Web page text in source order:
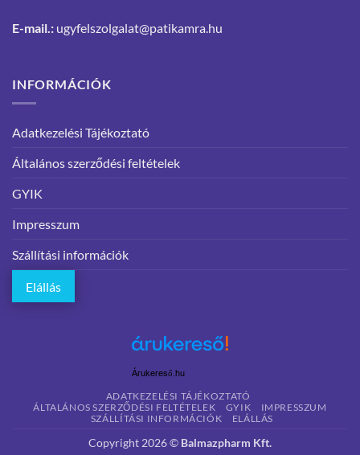
E-mail.: ugyfelszolgalat@patikamra.hu
INFORMÁCIÓK
Adatkezelési Tájékoztató
Általános szerződési feltételek
GYIK
Impresszum
Szállítási információk
Elállás
Árukereső.hu
ADATKEZELÉSI TÁJÉKOZTATÓ
ÁLTALÁNOS SZERZŐDÉSI FELTÉTELEK
GYIK
IMPRESSZUM
SZÁLLÍTÁSI INFORMÁCIÓK
ELÁLLÁS
Copyright 2026 © Balmazpharm Kft.